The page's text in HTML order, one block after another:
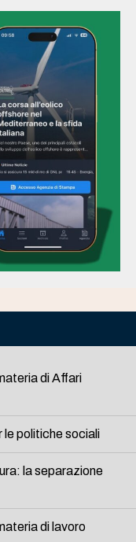
di Affari
le politiche sociali
la separazione
di lavoro